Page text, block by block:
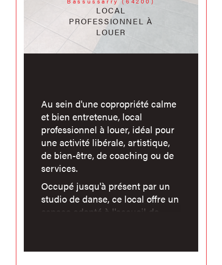
LOCAL
PROFESSIONNEL À
LOUER
Au sein d'une copropriété calme
et bien entretenue, local
professionnel à louer, idéal pour
une activité libérale, artistique,
de bien-être, de coaching ou de
services.
Occupé jusqu'à présent par un
studio de danse, ce local offre un
espace adapté à l'accueil de
dégagée. Il conviendra